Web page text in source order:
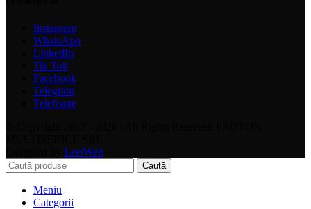
Instagram
WhatsApp
LinkedIn
Tik Tok
Facebook
Telegram
Telefoane
LeetWeb
Caută
Meniu
Categorii